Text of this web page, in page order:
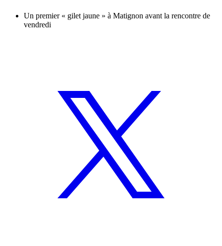
Un premier « gilet jaune » à Matignon avant la rencontre de
vendredi